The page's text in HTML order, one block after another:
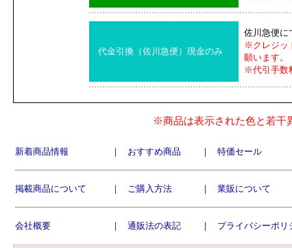
代金引換（佐川急便）現金のみ
佐川急便に
※クレジッ
願います。
※代引手数
※商品は表示された色と若干
新着商品情報 ｜ おすすめ商品 ｜ 特価セール
掲載商品について ｜ ご購入方法 ｜ 業販について
会社概要 ｜ 通販法の表記 ｜ プライバシーポリ